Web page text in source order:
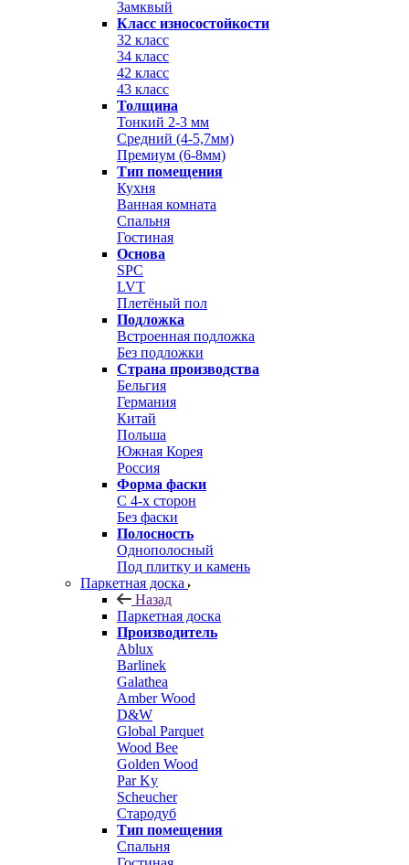
Замквый
Класс износостойкости
32 класс
34 класс
42 класс
43 класс
Толщина
Тонкий 2-3 мм
Средний (4-5,7мм)
Премиум (6-8мм)
Тип помещения
Кухня
Ванная комната
Спальня
Гостиная
Основа
SPC
LVT
Плетёный пол
Подложка
Встроенная подложка
Без подложки
Страна производства
Бельгия
Германия
Китай
Польша
Южная Корея
Россия
Форма фаски
С 4-х сторон
Без фаски
Полосность
Однополосный
Под плитку и камень
Паркетная доска
Назад
Паркетная доска
Производитель
Ablux
Barlinek
Galathea
Amber Wood
D&W
Global Parquet
Wood Bee
Golden Wood
Par Ky
Scheucher
Стародуб
Тип помещения
Спальня